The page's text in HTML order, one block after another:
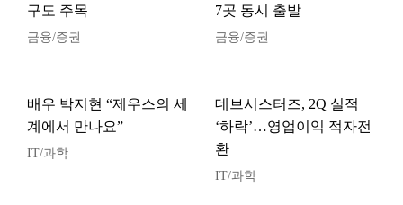
구도 주목
금융/증권
7곳 동시 출발
금융/증권
배우 박지현 “제우스의 세
계에서 만나요”
IT/과학
데브시스터즈, 2Q 실적
‘하락’…영업이익 적자전
환
IT/과학